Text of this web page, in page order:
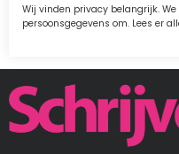
Wij vinden privacy belangrijk.
persoonsgegevens om. Lees er
Afbeelding